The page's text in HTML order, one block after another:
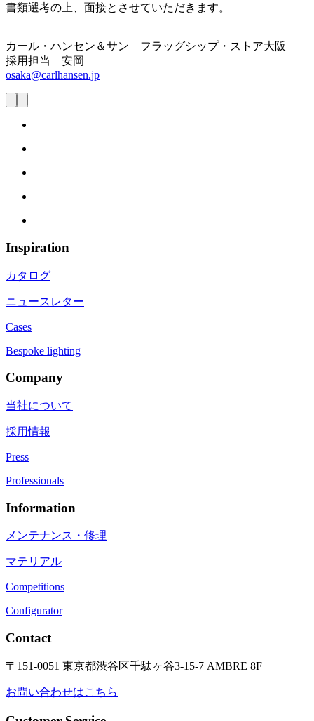
書類選考の上、面接とさせていただきます。
カール・ハンセン＆サン フラッグシップ・ストア大阪
採用担当 安岡
osaka@carlhansen.jp
Inspiration
カタログ
ニュースレター
Cases
Bespoke lighting
Company
当社について
採用情報
Press
Professionals
Information
メンテナンス・修理
マテリアル
Competitions
Configurator
Contact
〒151-0051 東京都渋谷区千駄ヶ谷3-15-7 AMBRE 8F
お問い合わせはこちら